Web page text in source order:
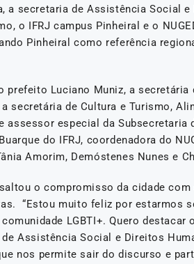
a secretaria de Assistência Social
o IFRJ campus Pinheiral e o
Pinheiral como referência
prefeito Luciano Muniz, a
secretária de Cultura e Turismo,
assessor especial da
do IFRJ, coordenadora do
Amorim, Demóstenes Nunes e
o compromisso da cidade
“Estou muito feliz por estarmos
LGBTI+. Quero destacar
Assistência Social e Direitos
nos permite sair do discurso e